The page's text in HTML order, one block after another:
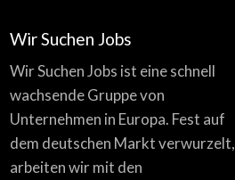
Wir Suchen Jobs
Wir Suchen Jobs ist eine schnell
wachsende Gruppe von
Unternehmen in Europa. Fest auf
dem deutschen Markt verwurzelt,
arbeiten wir mit den